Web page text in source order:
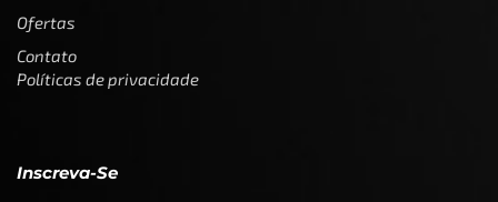
Ofertas
Contato
Políticas de privacidade
Inscreva-Se